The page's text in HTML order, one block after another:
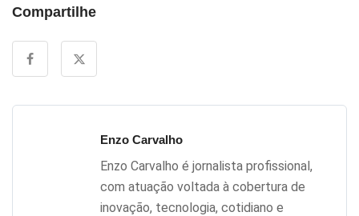
Compartilhe
Enzo Carvalho
Enzo Carvalho é jornalista profissional,
com atuação voltada à cobertura de
inovação, tecnologia, cotidiano e